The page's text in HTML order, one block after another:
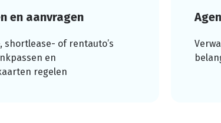
en aanvragen
shortlease- of rentauto’s
en
regelen